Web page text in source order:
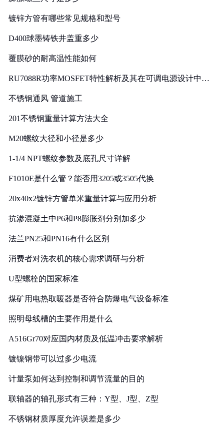
镀锌方管有哪些常见规格和型号
D400球墨铸铁井盖重多少
覆膜砂的耐高温性能如何
RU7088R功率MOSFET特性解析及其在可调电源设计中的
不锈钢通风 管道施工
201不锈钢重量计算方法大全
M20螺纹大径和小径是多少
1-1/4 NPT螺纹参数及底孔尺寸详解
F1010E是什么管？能否用3205或3505代换
20x40x2镀锌方管单米重量计算与应用分析
抗渗混凝土中P6和P8膨胀剂分别加多少
法兰PN25和PN16有什么区别
消费者对洗衣机的核心需求调研与分析
U型螺栓的国家标准
煤矿用电热取暖器是否符合防爆电气设备标准
照明母线槽的主要作用是什么
A516Gr70对应国内材质及低温冲击要求解析
镀镍钢带可以过多少电流
计量泵如何达到控制和调节流量的目的
联轴器的轴孔形式有三种：Y型、J型、Z型
不锈钢材质厚度允许误差是多少